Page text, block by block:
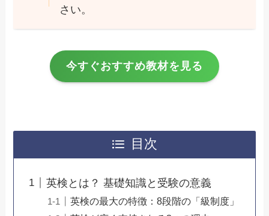
さい。
今すぐおすすめ教材を見る
目次
英検とは？ 基礎知識と受験の意義
英検の最大の特徴：8段階の「級制度」